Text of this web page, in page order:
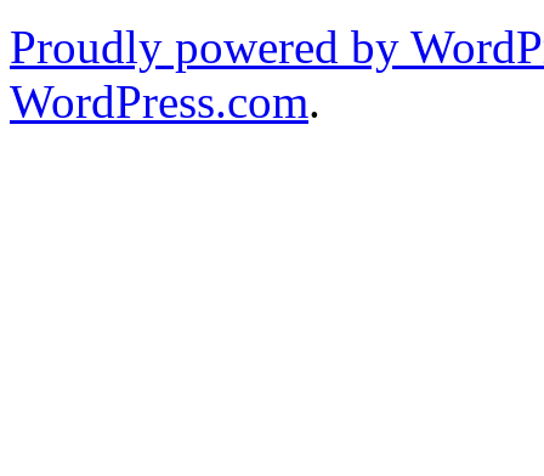
Proudly powered by
WordPress.com.